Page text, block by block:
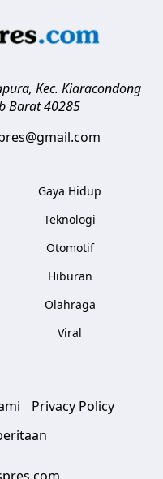
Kec. Kiaracondong
Barat 40285
Gaya Hidup
Teknologi
Otomotif
Hiburan
Olahraga
Viral
Privacy Policy